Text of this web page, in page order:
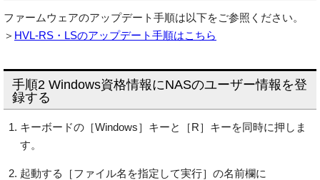
ファームウェアのアップデート手順は以下をご参照ください。
＞ HVL-RS・LSのアップデート手順はこちら
手順2 Windows資格情報にNASのユーザー情報を登
録する
キーボードの［Windows］キーと［R］キーを同時に押しま
す。
起動する［ファイル名を指定して実行］の名前欄に